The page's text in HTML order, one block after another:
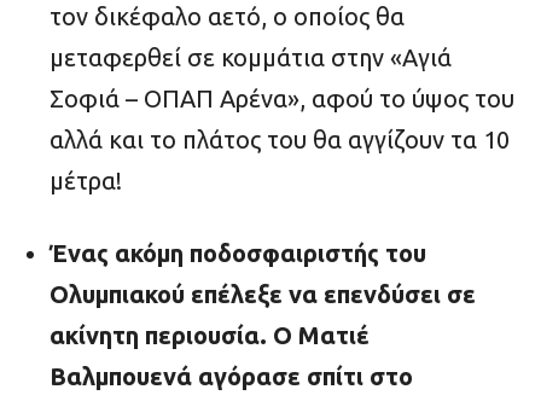
τον δικέφαλο αετό, ο οποίος θα
μεταφερθεί σε κομμάτια στην «Αγιά
Σοφιά – ΟΠΑΠ Αρένα», αφού το ύψος του
αλλά και το πλάτος του θα αγγίζουν τα 10
μέτρα!
Ένας ακόμη ποδοσφαιριστής του
Ολυμπιακού επέλεξε να επενδύσει σε
ακίνητη περιουσία. Ο Ματιέ
Βαλμπουενά αγόρασε σπίτι στο